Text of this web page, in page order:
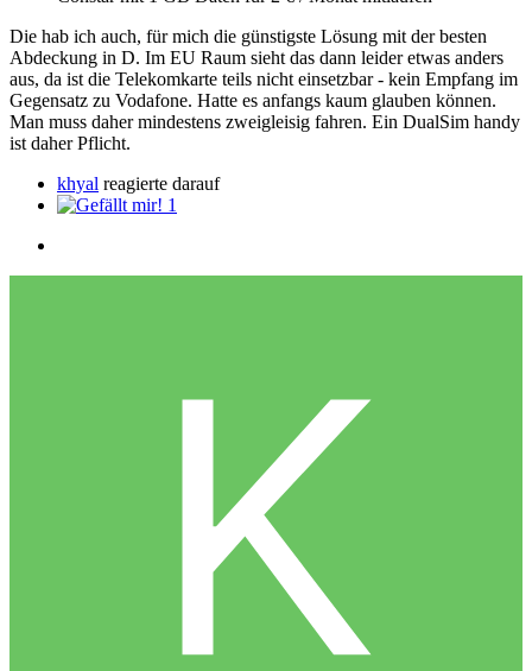
Die hab ich auch, für mich die günstigste Lösung mit der besten
Abdeckung in D. Im EU Raum sieht das dann leider etwas anders
aus, da ist die Telekomkarte teils nicht einsetzbar - kein Empfang im
Gegensatz zu Vodafone. Hatte es anfangs kaum glauben können.
Man muss daher mindestens zweigleisig fahren. Ein DualSim handy
ist daher Pflicht.
khyal reagierte darauf
1